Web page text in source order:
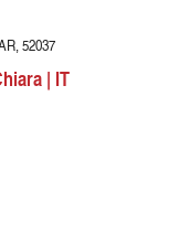
52037
| IT